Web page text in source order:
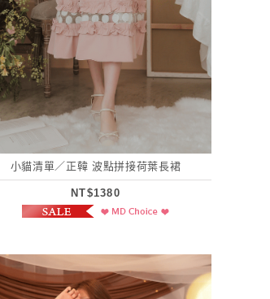
小貓清單／正韓 波點拼接荷葉長裙
NT$1380